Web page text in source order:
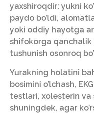
yaxshiroqdir: yukni
paydo bo’ldi,
yoki oddiy hayotga
shifokorga qanchalik
tushunish osonroq
Yurakning holatini
bosimini o’lchash,
testlari, xolesterin va
shuningdek, agar